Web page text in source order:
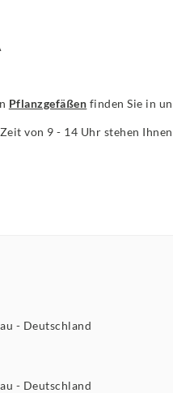
Pflanzgefäßen finden Sie in
von 9 - 14 Uhr stehen
Deutschland
Deutschland